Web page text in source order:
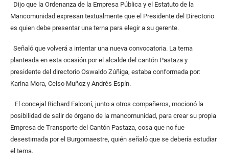
Dijo que la Ordenanza de la Empresa Pública y el Estatuto de la
Mancomunidad expresan textualmente que el Presidente del Directorio
es quien debe presentar una terna para elegir a su gerente.
Señaló que volverá a intentar una nueva convocatoria. La terna
planteada en esta ocasión por el alcalde del cantón Pastaza y
presidente del directorio Oswaldo Zúñiga, estaba conformada por:
Karina Mora, Celso Muñoz y Andrés Espín.
El concejal Richard Falconí, junto a otros compañeros, mocionó la
posibilidad de salir de órgano de la mancomunidad, para crear su propia
Empresa de Transporte del Cantón Pastaza, cosa que no fue
desestimada por el Burgomaestre, quién señaló que se debería estudiar
el tema.